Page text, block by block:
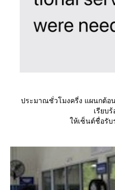
ประมาณชั่วโมงครี่ง แผนกต้อ
เรียบ
ห้เซ็นต์ชื่อรับ